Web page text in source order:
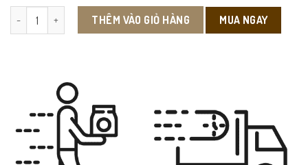
L009- Giày Lười Da Bò số lượngTHÊM VÀO GIỎ HÀNG MUA NGAY